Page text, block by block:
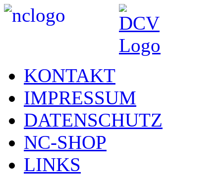
KONTAKT
IMPRESSUM
DATENSCHUTZ
NC-SHOP
LINKS